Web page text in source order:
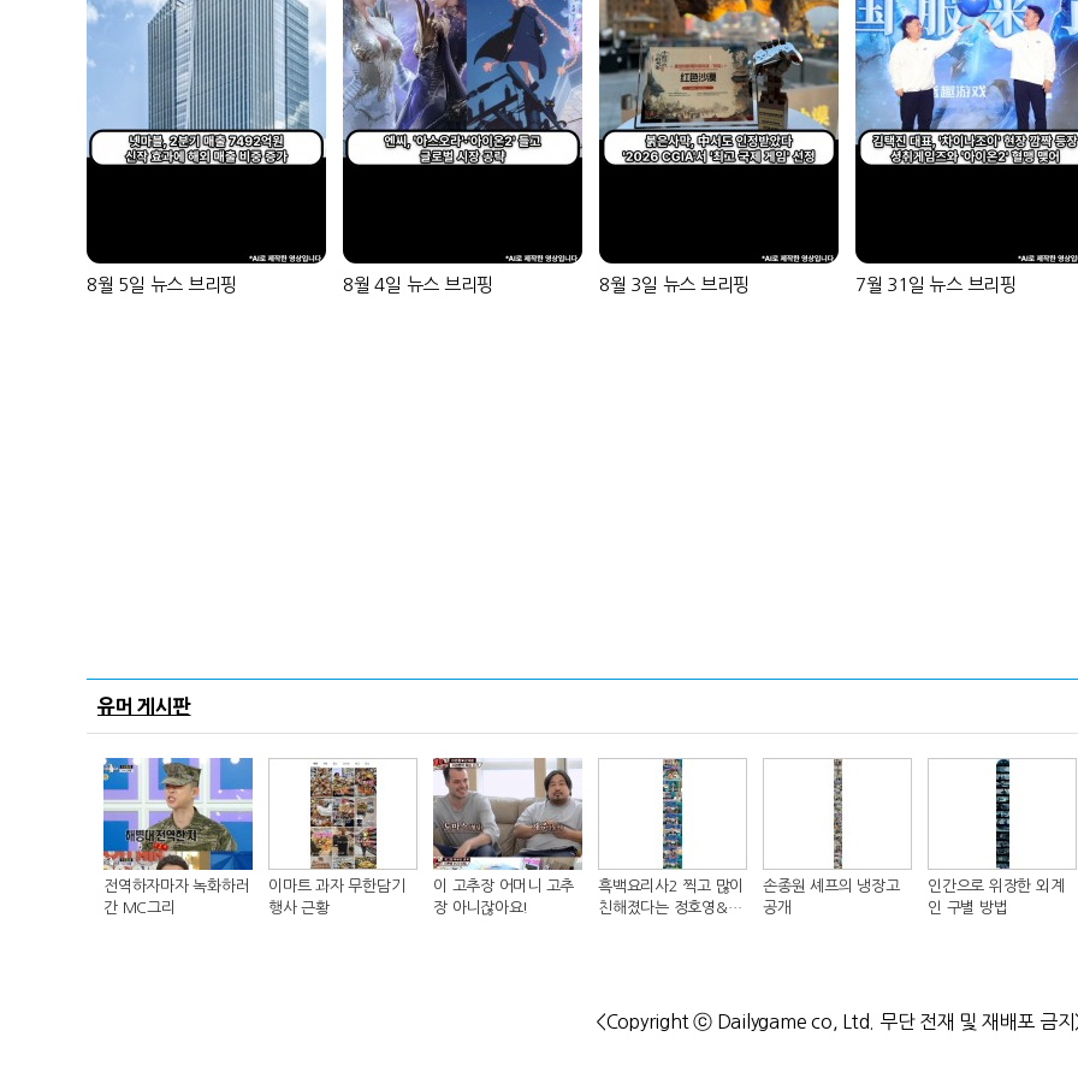
8월 5일 뉴스 브리핑 8월 4일 뉴스 브리핑 8월 3일 뉴스 브리핑 7월 31일 뉴스 브리핑
유머 게시판
전역하자마자 녹화하러
간 MC그리
이마트 과자 무한담기
행사 근황
이 고추장 어머니 고추
장 아니잖아요!
흑백요리사2 찍고 많이
친해졌다는 정호영&샘
손종원 셰프의 냉장고
공개
인간으로 위장한 외계
인 구별 방법
<Copyright ⓒ Dailygame co, Ltd. 무단 전재 및 재배포 금지